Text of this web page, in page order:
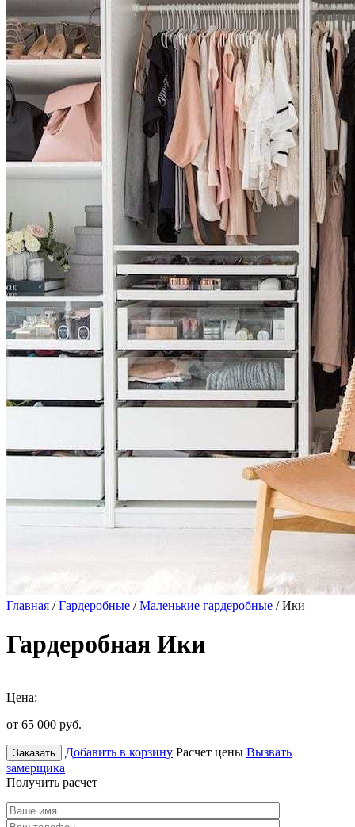
Главная /Гардеробные /Маленькие гардеробные / Ики
Гардеробная Ики
Цена:
от 65 000 руб.
Заказать Добавить в корзину Расчет цены Вызвать
замерщика
Получить расчет